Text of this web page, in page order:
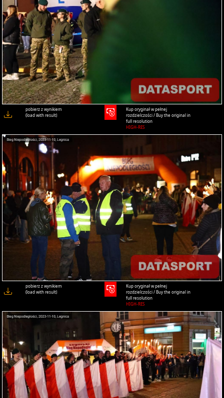
pobierz z wynikiem
(load with result)
Kup oryginał w pełnej
rozdzielczości / Buy the original in
full resolution
HIGH-RES
pobierz z wynikiem
(load with result)
Kup oryginał w pełnej
rozdzielczości / Buy the original in
full resolution
HIGH-RES